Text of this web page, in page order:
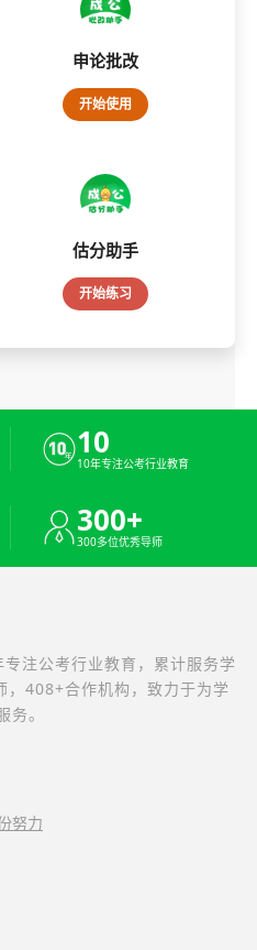
申论批改
开始使用
估分助手
开始练习
10
10年专注公考行业教育
300+
300多位优秀导师
注公考行业教育，累计服务学
408+合作机构，致力于为学
。
努力